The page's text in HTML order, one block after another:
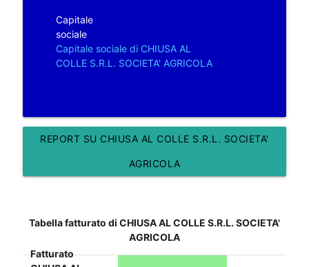
Capitale
sociale
Capitale sociale di CHIUSA AL
COLLE S.R.L. SOCIETA' AGRICOLA
REPORT SU CHIUSA AL COLLE S.R.L. SOCIETA'
AGRICOLA
Tabella fatturato di CHIUSA AL COLLE S.R.L. SOCIETA'
AGRICOLA
Fatturato